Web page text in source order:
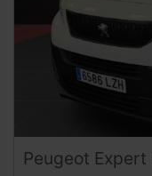
Peugeot Expert